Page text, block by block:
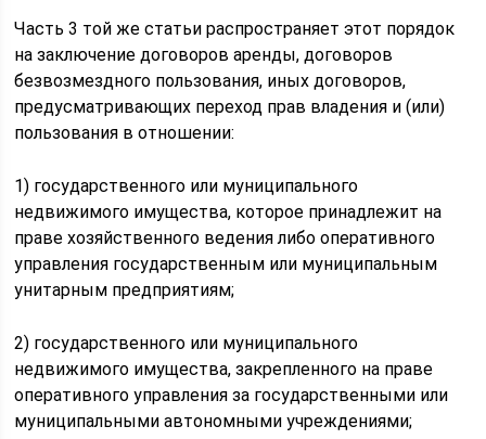
Часть 3 той же статьи распространяет этот порядок
на заключение договоров аренды, договоров
безвозмездного пользования, иных договоров,
предусматривающих переход прав владения и (или)
пользования в отношении:
1) государственного или муниципального
недвижимого имущества, которое принадлежит на
праве хозяйственного ведения либо оперативного
управления государственным или муниципальным
унитарным предприятиям;
2) государственного или муниципального
недвижимого имущества, закрепленного на праве
оперативного управления за государственными или
муниципальными автономными учреждениями;